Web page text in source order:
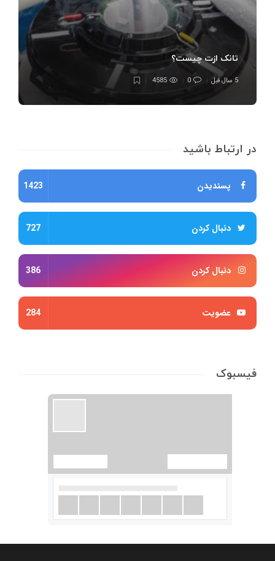
تانک ازت چیست؟
5 سال قبل 0
4585
در ارتباط باشید
پسندیدن 1423
دنبال کردن 727
دنبال کردن 386
عضویت 284
فیسبوک